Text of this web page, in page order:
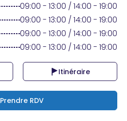
09:00 - 13:00 / 14:00 - 19:00
09:00 - 13:00 / 14:00 - 19:00
09:00 - 13:00 / 14:00 - 19:00
09:00 - 13:00 / 14:00 - 19:00
Itinéraire
Prendre RDV